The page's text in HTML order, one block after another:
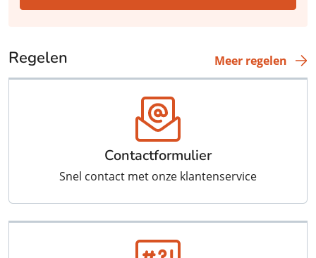
Regelen Meer regelen
Contactformulier
Snel contact met onze klantenservice